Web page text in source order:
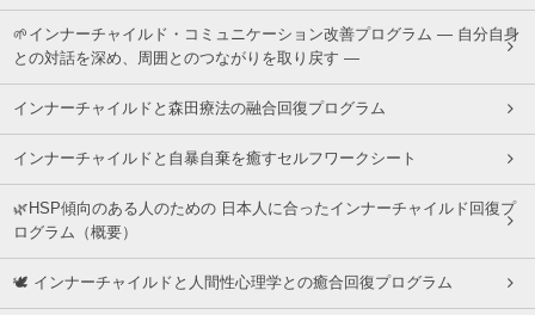
🌱インナーチャイルド・コミュニケーション改善プログラム ― 自分自身
との対話を深め、周囲とのつながりを取り戻す ―
インナーチャイルドと森田療法の融合回復プログラム
インナーチャイルドと自暴自棄を癒すセルフワークシート
🌿HSP傾向のある人のための 日本人に合ったインナーチャイルド回復プ
ログラム（概要）
🕊 インナーチャイルドと人間性心理学との癒合回復プログラム